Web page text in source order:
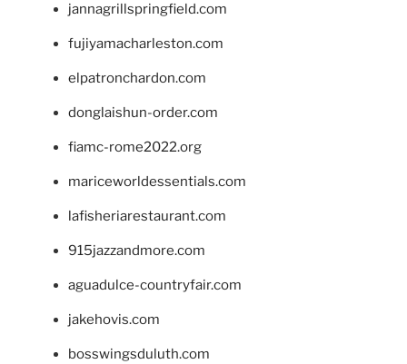
jannagrillspringfield.com
fujiyamacharleston.com
elpatronchardon.com
donglaishun-order.com
fiamc-rome2022.org
mariceworldessentials.com
lafisheriarestaurant.com
915jazzandmore.com
aguadulce-countryfair.com
jakehovis.com
bosswingsduluth.com